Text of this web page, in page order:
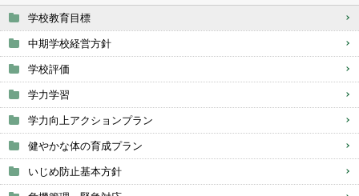
学校教育目標
中期学校経営方針
学校評価
学力学習
学力向上アクションプラン
健やかな体の育成プラン
いじめ防止基本方針